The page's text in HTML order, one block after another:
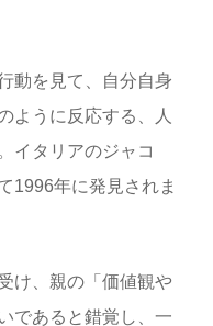
動を見て、自分自身
ように反応する、人
イタリアのジャコ
1996年に発見されま
け、親の「価値観や
であると錯覚し、一